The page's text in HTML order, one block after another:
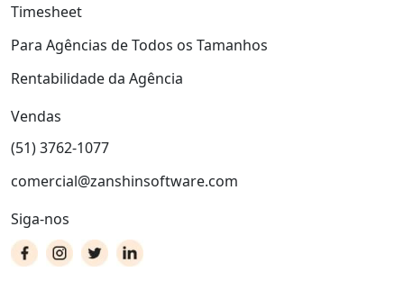
Timesheet
Para Agências de Todos os Tamanhos
Rentabilidade da Agência
Vendas
(51) 3762-1077
comercial@zanshinsoftware.com
Siga-nos